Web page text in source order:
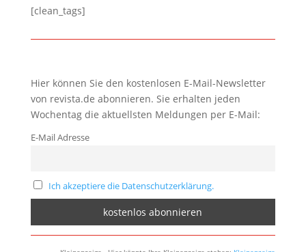
[clean_tags]
Hier können Sie den kostenlosen E-Mail-Newsletter
von revista.de abonnieren. Sie erhalten jeden
Wochentag die aktuellsten Meldungen per E-Mail:
E-Mail Adresse
Ich akzeptiere die Datenschutzerklärung.